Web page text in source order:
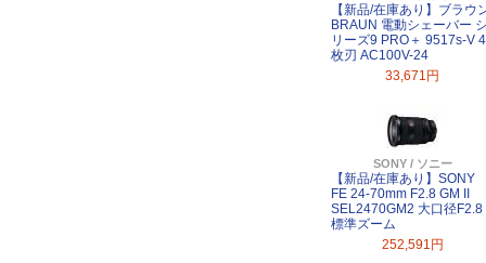
【新品/在庫あり】ブラウ
BRAUN 電動シェーバー
リーズ9 PRO＋ 9517s-V 4
枚刃 AC100V-24
33,671円
SONY / ソニー
【新品/在庫あり】SONY
FE 24-70mm F2.8 GM II
SEL2470GM2 大口径F2.8
標準ズーム
252,591円